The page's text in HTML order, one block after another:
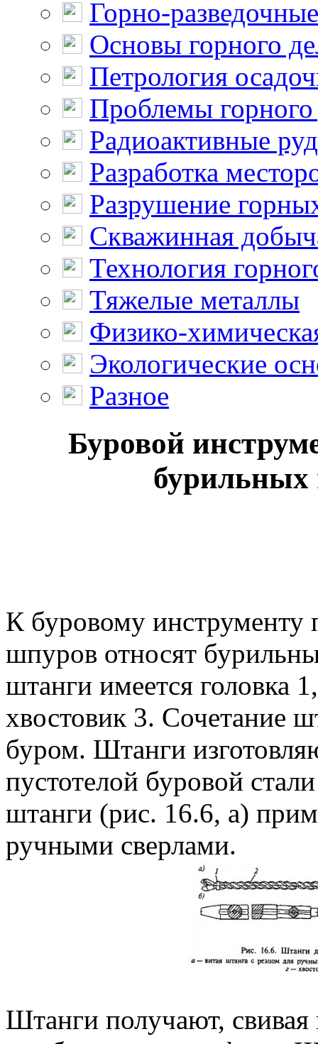
Горно-
Основы горного
Петрология
Проблемы горного
Радиоактивные
Разработка
Разрушение
Скважинная
Технология
Тяжелые металлы
Физико-
Экологические
Разное
Буровой
бурильных
К буровому инструменту
шпуров относят
штанги имеется головка
хвостовик 3. Сочетание
буром. Штанги
пустотелой буровой
штанги (рис. 16.6, а)
ручными сверлами.
Штанги получают, свивая